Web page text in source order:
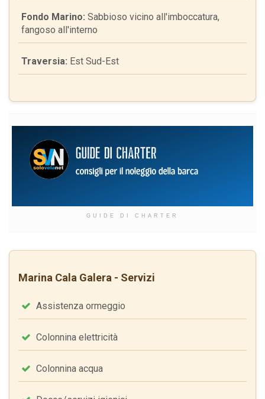
Fondo Marino: Sabbioso vicino all'imboccatura,
fangoso all'interno
Traversia: Est Sud-Est
GUIDE DI CHARTER
Marina Cala Galera - Servizi
Assistenza ormeggio
Colonnina elettricità
Colonnina acqua